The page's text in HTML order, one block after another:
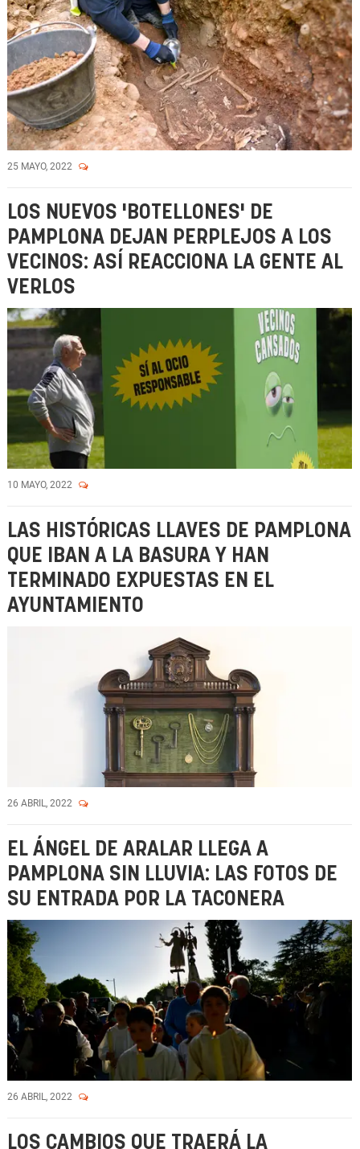
25 MAYO, 2022
LOS NUEVOS 'BOTELLONES' DE
PAMPLONA DEJAN PERPLEJOS A LOS
VECINOS: ASÍ REACCIONA LA GENTE AL
VERLOS
10 MAYO, 2022
LAS HISTÓRICAS LLAVES DE PAMPLONA
QUE IBAN A LA BASURA Y HAN
TERMINADO EXPUESTAS EN EL
AYUNTAMIENTO
26 ABRIL, 2022
EL ÁNGEL DE ARALAR LLEGA A
PAMPLONA SIN LLUVIA: LAS FOTOS DE
SU ENTRADA POR LA TACONERA
26 ABRIL, 2022
LOS CAMBIOS QUE TRAERÁ LA